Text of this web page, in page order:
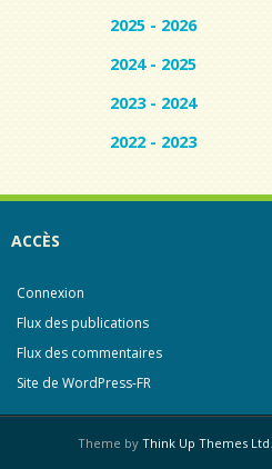
2025 - 2026
2024 - 2025
2023 - 2024
2022 - 2023
ACCÈS
Connexion
Flux des publications
Flux des commentaires
Site de WordPress-FR
Theme by Think Up Themes Ltd